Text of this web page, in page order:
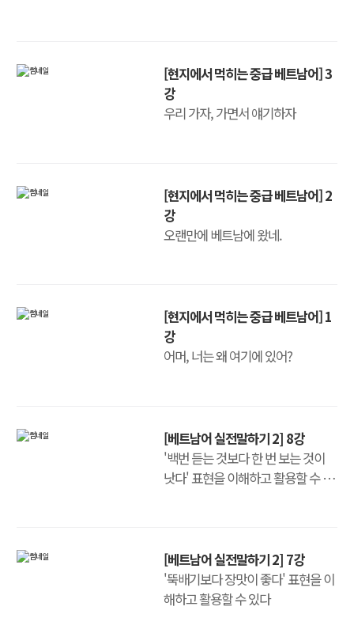
[현지에서 먹히는 중급 베트남어] 3
강
우리 가자, 가면서 얘기하자
[현지에서 먹히는 중급 베트남어] 2
강
오랜만에 베트남에 왔네.
[현지에서 먹히는 중급 베트남어] 1
강
어머, 너는 왜 여기에 있어?
[베트남어 실전말하기 2] 8강
'백번 듣는 것보다 한 번 보는 것이
낫다' 표현을 이해하고 활용할 수 있
[베트남어 실전말하기 2] 7강
'뚝배기보다 장맛이 좋다' 표현을 이
해하고 활용할 수 있다